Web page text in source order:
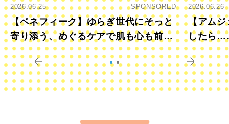
2026.06.25 SPONSORED
【ベネフィーク】ゆらぎ世代にそっと
寄り添う、めぐるケアで肌も心も前向
きに
2026.06.26
【アムジ
したら
すか？